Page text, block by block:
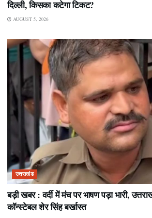
दिल्ली, किसका कटेगा टिकट?
AUGUST 5, 2026
उत्तराखंड
बड़ी खबर : वर्दी में मंच पर भाषण पड़ा भारी,
कॉन्स्टेबल शेर सिंह बर्खास्त